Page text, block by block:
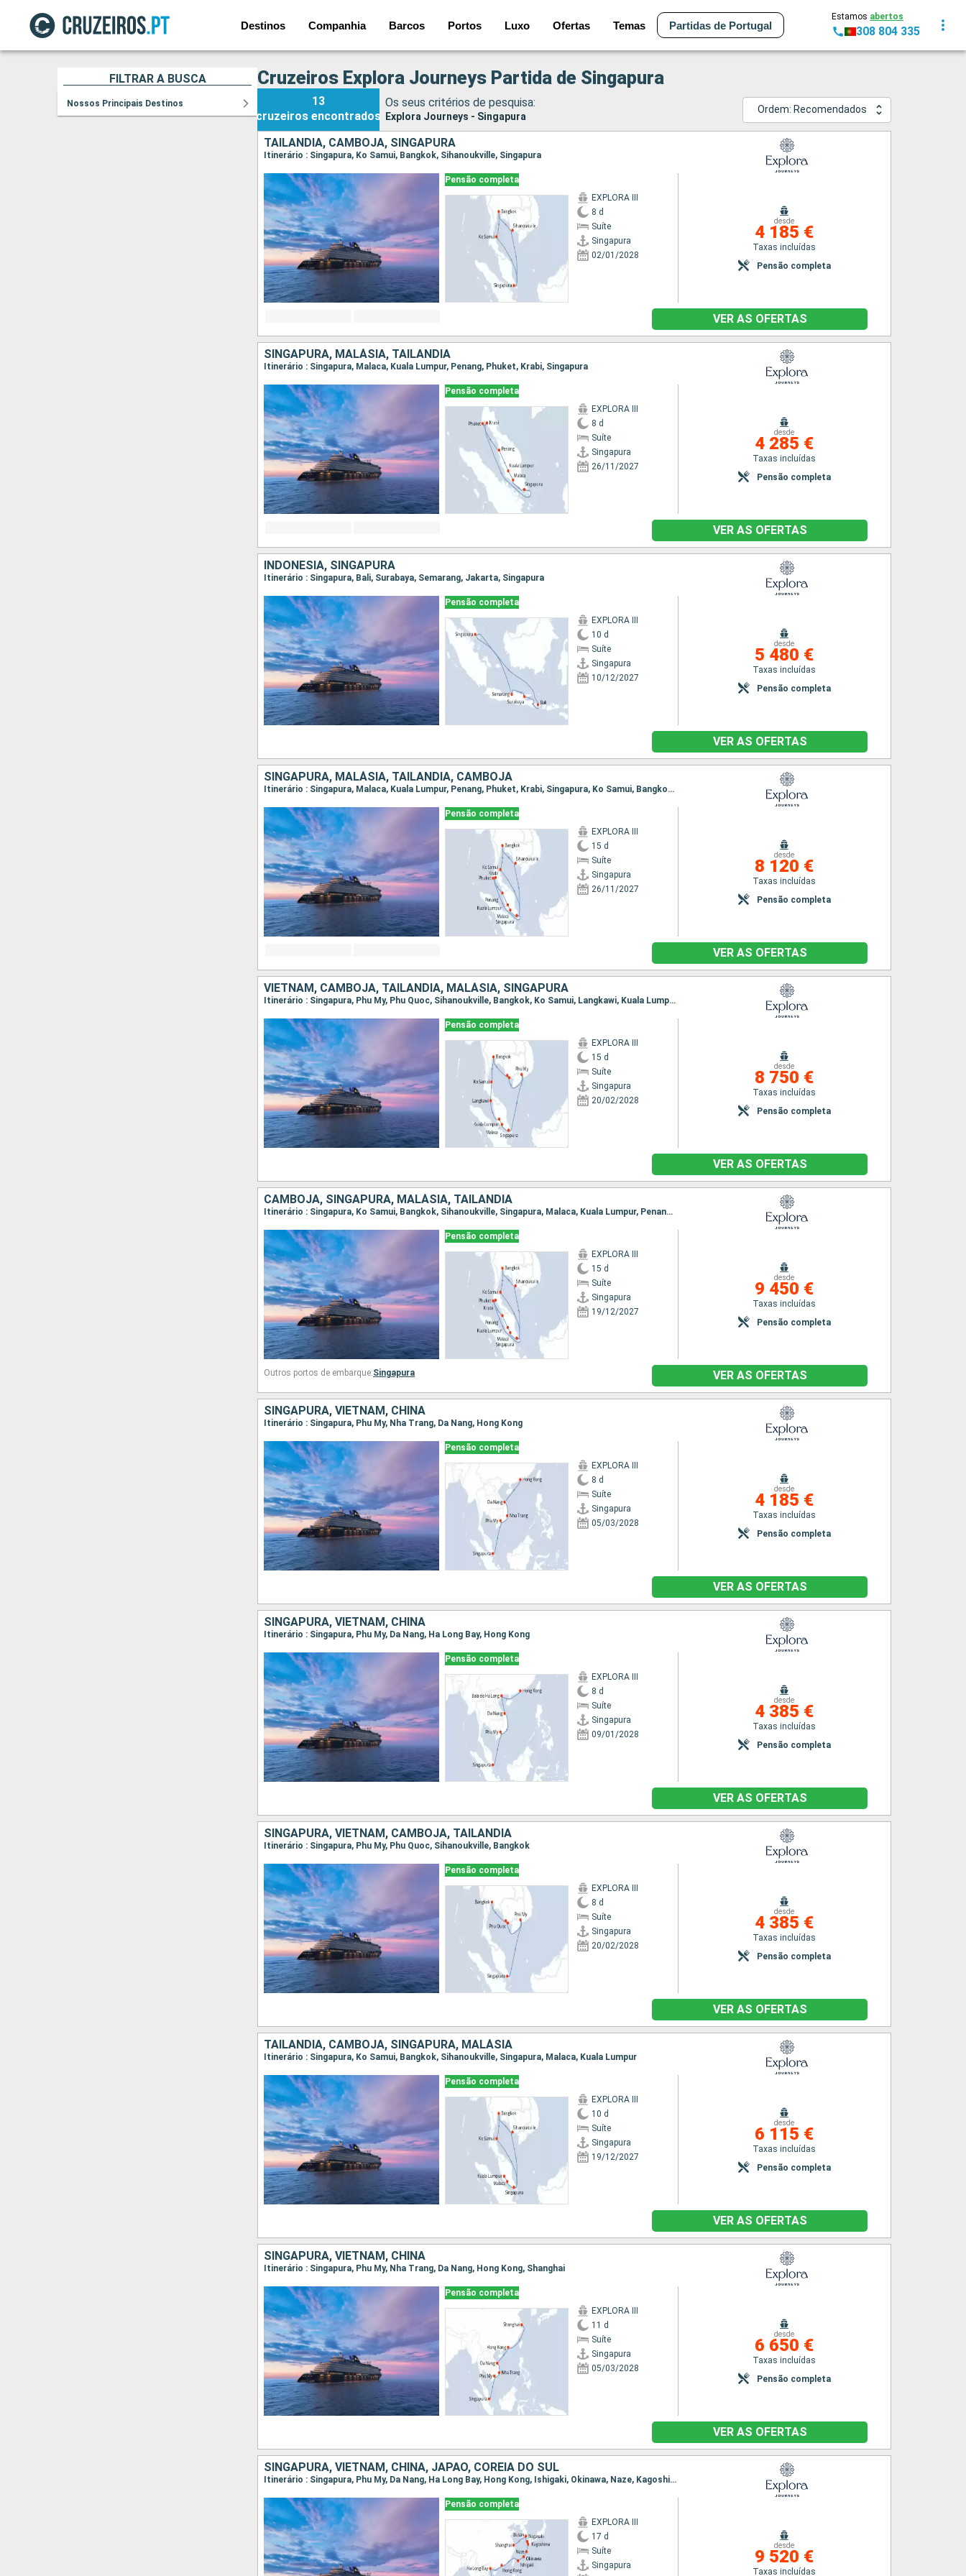
Destinos Companhia Barcos Portos Luxo Ofertas Temas Partidas de Portugal
Estamos abertos
308 804 335
FILTRAR A BUSCA
Nossos Principais Destinos
Cruzeiros Explora Journeys Partida de Singapura
13
cruzeiros encontrados
Os seus critérios de pesquisa:
Explora Journeys - Singapura
Ordem: Recomendados
TAILÂNDIA, CAMBOJA, SINGAPURA
Itinerário : Singapura, Ko Samui, Bangkok, Sihanoukville, Singapura
Pensão completa
EXPLORA III
8 d
Suíte
Singapura
02/01/2028
desde
4 185 €
Taxas incluídas
Pensão completa
VER AS OFERTAS
SINGAPURA, MALÁSIA, TAILÂNDIA
Itinerário : Singapura, Malaca, Kuala Lumpur, Penang, Phuket, Krabi, Singapura
Pensão completa
EXPLORA III
8 d
Suíte
Singapura
26/11/2027
desde
4 285 €
Taxas incluídas
Pensão completa
VER AS OFERTAS
INDONÉSIA, SINGAPURA
Itinerário : Singapura, Bali, Surabaya, Semarang, Jakarta, Singapura
Pensão completa
EXPLORA III
10 d
Suíte
Singapura
10/12/2027
desde
5 480 €
Taxas incluídas
Pensão completa
VER AS OFERTAS
SINGAPURA, MALÁSIA, TAILÂNDIA, CAMBOJA
Itinerário : Singapura, Malaca, Kuala Lumpur, Penang, Phuket, Krabi, Singapura, Ko Samui, Bangkok, Sihanoukville, Singapura
Pensão completa
EXPLORA III
15 d
Suíte
Singapura
26/11/2027
desde
8 120 €
Taxas incluídas
Pensão completa
VER AS OFERTAS
VIETNAM, CAMBOJA, TAILÂNDIA, MALÁSIA, SINGAPURA
Itinerário : Singapura, Phu My, Phu Quoc, Sihanoukville, Bangkok, Ko Samui, Langkawi, Kuala Lumpur, Malaca, Singapura
Pensão completa
EXPLORA III
15 d
Suíte
Singapura
20/02/2028
desde
8 750 €
Taxas incluídas
Pensão completa
VER AS OFERTAS
CAMBOJA, SINGAPURA, MALÁSIA, TAILÂNDIA
Itinerário : Singapura, Ko Samui, Bangkok, Sihanoukville, Singapura, Malaca, Kuala Lumpur, Penang, Phuket, Krabi, Singapura
Pensão completa
EXPLORA III
15 d
Suíte
Singapura
19/12/2027
desde
9 450 €
Taxas incluídas
Pensão completa
Outros portos de embarque:Singapura VER AS OFERTAS
SINGAPURA, VIETNAM, CHINA
Itinerário : Singapura, Phu My, Nha Trang, Da Nang, Hong Kong
Pensão completa
EXPLORA III
8 d
Suíte
Singapura
05/03/2028
desde
4 185 €
Taxas incluídas
Pensão completa
VER AS OFERTAS
SINGAPURA, VIETNAM, CHINA
Itinerário : Singapura, Phu My, Da Nang, Ha Long Bay, Hong Kong
Pensão completa
EXPLORA III
8 d
Suíte
Singapura
09/01/2028
desde
4 385 €
Taxas incluídas
Pensão completa
VER AS OFERTAS
SINGAPURA, VIETNAM, CAMBOJA, TAILÂNDIA
Itinerário : Singapura, Phu My, Phu Quoc, Sihanoukville, Bangkok
Pensão completa
EXPLORA III
8 d
Suíte
Singapura
20/02/2028
desde
4 385 €
Taxas incluídas
Pensão completa
VER AS OFERTAS
TAILÂNDIA, CAMBOJA, SINGAPURA, MALÁSIA
Itinerário : Singapura, Ko Samui, Bangkok, Sihanoukville, Singapura, Malaca, Kuala Lumpur
Pensão completa
EXPLORA III
10 d
Suíte
Singapura
19/12/2027
desde
6 115 €
Taxas incluídas
Pensão completa
VER AS OFERTAS
SINGAPURA, VIETNAM, CHINA
Itinerário : Singapura, Phu My, Nha Trang, Da Nang, Hong Kong, Shanghai
Pensão completa
EXPLORA III
11 d
Suíte
Singapura
05/03/2028
desde
6 650 €
Taxas incluídas
Pensão completa
VER AS OFERTAS
SINGAPURA, VIETNAM, CHINA, JAPÃO, COREIA DO SUL
Itinerário : Singapura, Phu My, Da Nang, Ha Long Bay, Hong Kong, Ishigaki, Okinawa, Naze, Kagoshima, Nagasaki, Busan, Shanghai
Pensão completa
EXPLORA III
17 d
Suíte
Singapura
desde
9 520 €
Taxas incluídas